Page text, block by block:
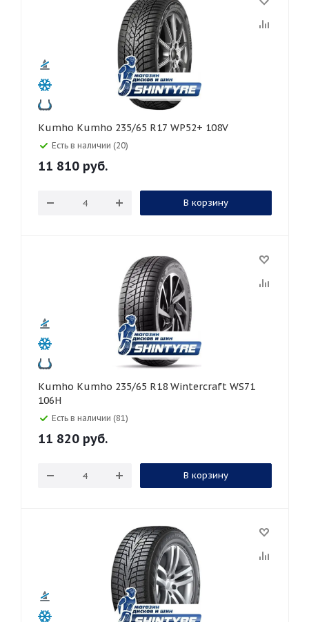
Kumho Kumho 235/65 R17 WP52+ 108V
Есть в наличии (20)
11 810 руб.
В корзину
Kumho Kumho 235/65 R18 Wintercraft WS71
106H
Есть в наличии (81)
11 820 руб.
В корзину